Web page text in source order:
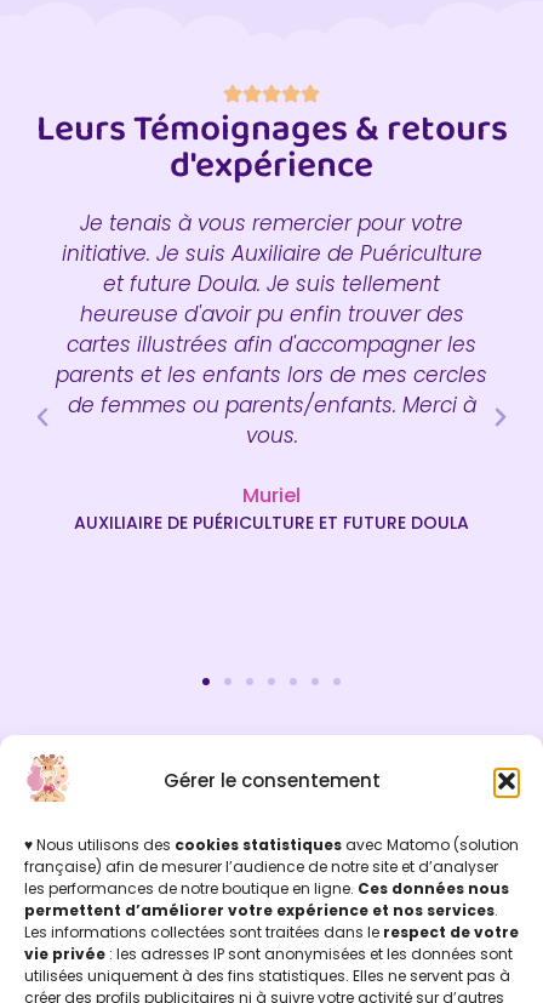
Gérer le consentement
♥ Nous utilisons des cookies statistiquesavec Matomo (solution
française) afin de mesurer l’audience de notre site et d’analyser
les performances de notre boutique en ligne. Ces données nous
permettent d’améliorer votre expérience et nos services.
Les informations collectées sont traitées dans le respect de votre
vie privée : les adresses IP sont anonymisées et les données sont
utilisées uniquement à des fins statistiques. Elles ne servent pas à
créer des profils publicitaires ni à suivre votre activité sur d’autres
Leurs Témoignages & retours
d'expérience
Je tenais à vous remercier pour votre
initiative. Je suis Auxiliaire de Puériculture
et future Doula. Je suis tellement
heureuse d'avoir pu enfin trouver des
cartes illustrées afin d'accompagner les
parents et les enfants lors de mes cercles
de femmes ou parents/enfants. Merci à
vous.
Muriel
AUXILIAIRE DE PUÉRICULTURE ET FUTURE DOULA
INFOS LÉGALES
Mentions légales & Politique de confidentialité
Politique de cookies
Conditions Générales de Vente (CGV)
Licence d'utilisation
Concu par Marion Jicoulat avec ♡
Apprentie Girafe ® Marque Déposée
APPRENTIE GIRAFE
La Boutique